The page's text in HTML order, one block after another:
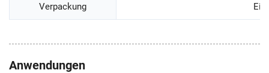
Verpackung
Anwendungen